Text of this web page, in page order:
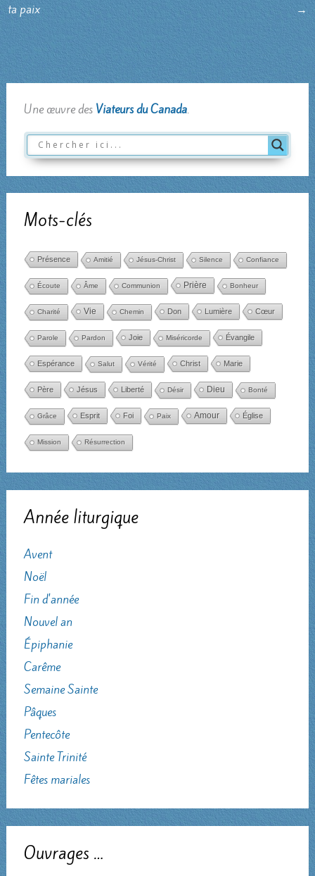
ta paix
→
Une œuvre des Viateurs du Canada.
Mots-clés
Présence Amitié Jésus-Christ Silence Confiance
Écoute Âme Communion Prière Bonheur
Charité Vie Chemin Don Lumière Cœur
Parole Pardon Joie Miséricorde Évangile
Espérance Salut Vérité Christ Marie
Père Jésus Liberté Désir Dieu Bonté
Grâce Esprit Foi Paix Amour Église
Mission Résurrection
Année liturgique
Avent
Noël
Fin d'année
Nouvel an
Épiphanie
Carême
Semaine Sainte
Pâques
Pentecôte
Sainte Trinité
Fêtes mariales
Ouvrages …